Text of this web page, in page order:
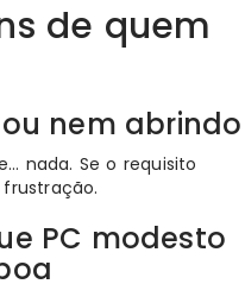
de quem
nem abrindo
nada. Se o requisito
PC modesto